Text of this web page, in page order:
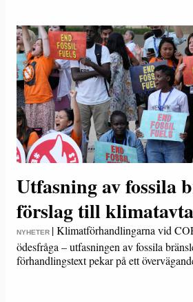
Utfasning av fossila
förslag till
NYHETER |Klimatförhandlingarna vid
ödesfråga – utfasningen av fossila
förhandlingstext pekar på ett